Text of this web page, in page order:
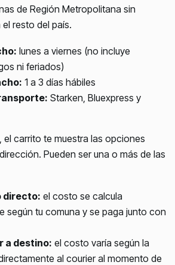
de Región Metropolitana sin
resto del país.
lunes a viernes (no incluye
ni feriados)
1 a 3 días hábiles
Starken, Bluexpress y
el carrito te muestra las opciones
Pueden ser una o más de las
directo: el costo se calcula
según tu comuna y se paga junto con
a destino: el costo varía según la
al courier al momento de